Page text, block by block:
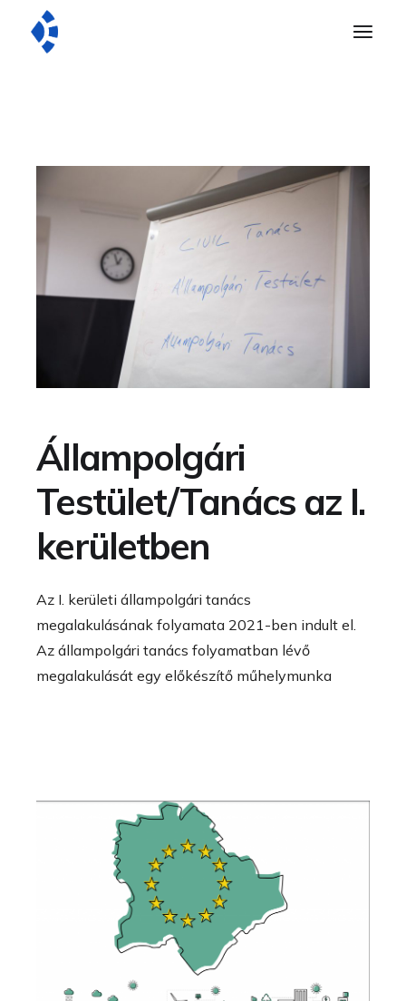
Állampolgári
Testület/Tanács az I.
kerületben
Az I. kerületi állampolgári tanács
megalakulásának folyamata 2021-ben indult el.
Az állampolgári tanács folyamatban lévő
megalakulását egy előkészítő műhelymunka